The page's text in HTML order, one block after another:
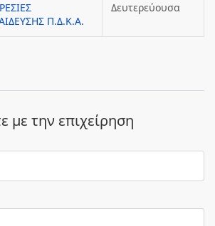
Π.Δ.Κ.Α.
Δευτερεύουσα
με την επιχείρηση